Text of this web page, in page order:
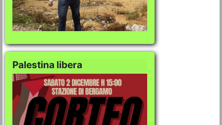
Palestina libera